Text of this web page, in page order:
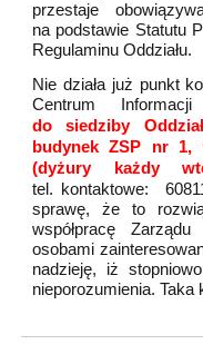
przestaje
na podstawie Statutu
Regulaminu Oddziału.
Nie działa już punkt
Centrum
do siedziby
budynek ZSP nr
(dyżury każdy
tel. kontaktowe:
sprawę, że to
współpracę
osobami
nadzieję, iż
nieporozumienia.